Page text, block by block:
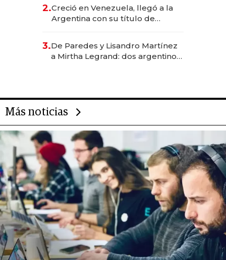
2.Creció en Venezuela, llegó a la
Argentina con su título de
las marcas "fast premium"
3.De Paredes y Lisandro Martínez
a Mirtha Legrand: dos argentinos
Más noticias